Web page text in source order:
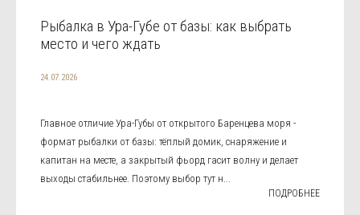
Рыбалка в Ура-Губе от базы: как выбрать
место и чего ждать
24.07.2026
Главное отличие Ура-Губы от открытого Баренцева моря -
формат рыбалки от базы: тёплый домик, снаряжение и
капитан на месте, а закрытый фьорд гасит волну и делает
выходы стабильнее. Поэтому выбор тут н...
ПОДРОБНЕЕ